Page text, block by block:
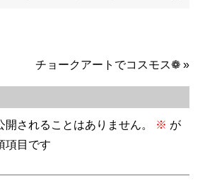
チョークアートでコスモス❁»
開されることはありません。 ※ が
項目です